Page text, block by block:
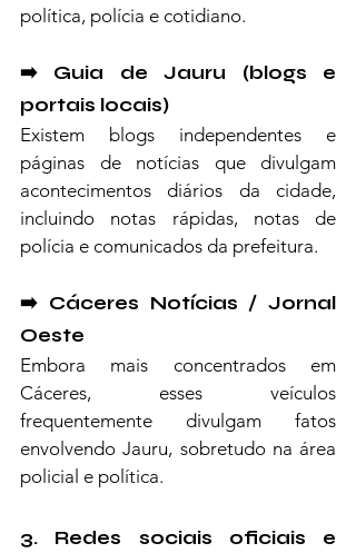
política, polícia e cotidiano.
➡️ Guia de Jauru (blogs e
portais locais)
Existem blogs independentes e
páginas de notícias que divulgam
acontecimentos diários da cidade,
incluindo notas rápidas, notas de
polícia e comunicados da prefeitura.
➡️ Cáceres Notícias / Jornal
Oeste
Embora mais concentrados em
Cáceres, esses veículos
frequentemente divulgam fatos
envolvendo Jauru, sobretudo na área
policial e política.
3. Redes sociais oficiais e